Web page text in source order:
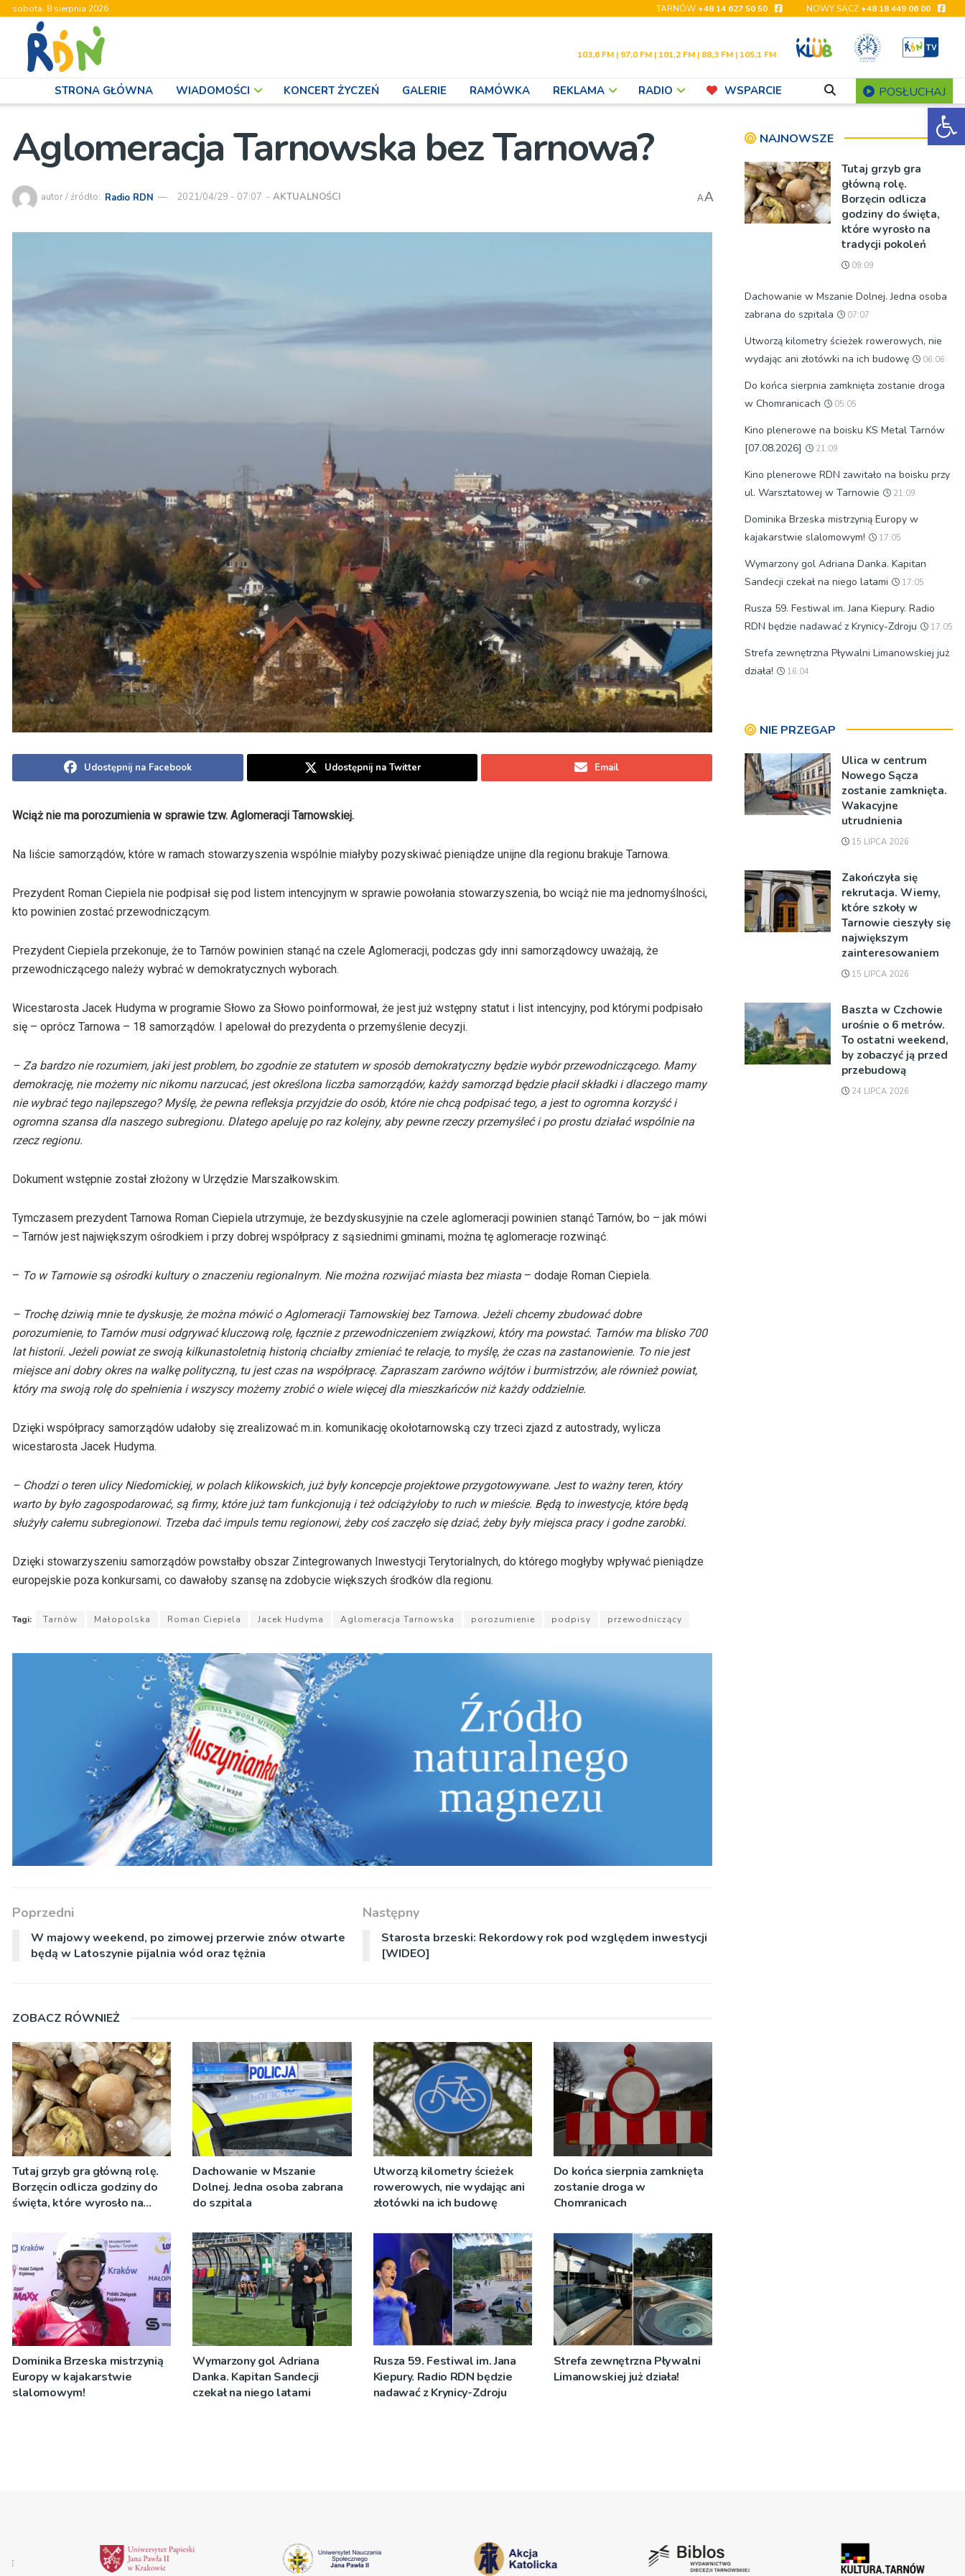
sobota, 8 sierpnia 2026 TARNÓW+48 14 627 50 50 NOWY SĄCZ+48 18 449 06 00
103,6 FM | 97,0 FM | 101,2 FM | 88,3 FM | 105,1 FM
STRONA GŁÓWNA WIADOMOŚCI KONCERT ŻYCZEŃ GALERIE RAMÓWKA REKLAMA RADIO WSPARCIE POSŁUCHAJ
Aglomeracja Tarnowska bez Tarnowa?
autor / źródło: Radio RDN 2021/04/29 - 07:07 - AKTUALNOŚCI AA
Udostępnij na Facebook Udostępnij na Twitter Email
Wciąż nie ma porozumienia w sprawie tzw. Aglomeracji Tarnowskiej.
Na liście samorządów, które w ramach stowarzyszenia wspólnie miałyby pozyskiwać pieniądze unijne dla regionu brakuje Tarnowa.
Prezydent Roman Ciepiela nie podpisał się pod listem intencyjnym w sprawie powołania stowarzyszenia, bo wciąż nie ma jednomyślności,
kto powinien zostać przewodniczącym.
Prezydent Ciepiela przekonuje, że to Tarnów powinien stanąć na czele Aglomeracji, podczas gdy inni samorządowcy uważają, że
przewodniczącego należy wybrać w demokratycznych wyborach.
Wicestarosta Jacek Hudyma w programie Słowo za Słowo poinformował, że jest już wstępny statut i list intencyjny, pod którymi podpisało
się – oprócz Tarnowa – 18 samorządów. I apelował do prezydenta o przemyślenie decyzji.
– Za bardzo nie rozumiem, jaki jest problem, bo zgodnie ze statutem w sposób demokratyczny będzie wybór przewodniczącego. Mamy
demokrację, nie możemy nic nikomu narzucać, jest określona liczba samorządów, każdy samorząd będzie płacił składki i dlaczego mamy
nie wybrać tego najlepszego? Myślę, że pewna refleksja przyjdzie do osób, które nie chcą podpisać tego, a jest to ogromna korzyść i
ogromna szansa dla naszego subregionu. Dlatego apeluję po raz kolejny, aby pewne rzeczy przemyśleć i po prostu działać wspólnie na
rzecz regionu.
Dokument wstępnie został złożony w Urzędzie Marszałkowskim.
Tymczasem prezydent Tarnowa Roman Ciepiela utrzymuje, że bezdyskusyjnie na czele aglomeracji powinien stanąć Tarnów, bo – jak mówi
– Tarnów jest największym ośrodkiem i przy dobrej współpracy z sąsiednimi gminami, można tę aglomeracje rozwinąć.
– To w Tarnowie są ośrodki kultury o znaczeniu regionalnym. Nie można rozwijać miasta bez miasta – dodaje Roman Ciepiela.
– Trochę dziwią mnie te dyskusje, że można mówić o Aglomeracji Tarnowskiej bez Tarnowa. Jeżeli chcemy zbudować dobre
porozumienie, to Tarnów musi odgrywać kluczową rolę, łącznie z przewodniczeniem związkowi, który ma powstać. Tarnów ma blisko 700
lat historii. Jeżeli powiat ze swoją kilkunastoletnią historią chciałby zmieniać te relacje, to myślę, że czas na zastanowienie. To nie jest
miejsce ani dobry okres na walkę polityczną, tu jest czas na współpracę. Zapraszam zarówno wójtów i burmistrzów, ale również powiat,
który ma swoją rolę do spełnienia i wszyscy możemy zrobić o wiele więcej dla mieszkańców niż każdy oddzielnie.
Dzięki współpracy samorządów udałoby się zrealizować m.in. komunikację okołotarnowską czy trzeci zjazd z autostrady, wylicza
wicestarosta Jacek Hudyma.
– Chodzi o teren ulicy Niedomickiej, w polach klikowskich, już były koncepcje projektowe przygotowywane. Jest to ważny teren, który
warto by było zagospodarować, są firmy, które już tam funkcjonują i też odciążyłoby to ruch w mieście. Będą to inwestycje, które będą
służyły całemu subregionowi. Trzeba dać impuls temu regionowi, żeby coś zaczęło się dziać, żeby były miejsca pracy i godne zarobki.
Dzięki stowarzyszeniu samorządów powstałby obszar Zintegrowanych Inwestycji Terytorialnych, do którego mogłyby wpływać pieniądze
europejskie poza konkursami, co dawałoby szansę na zdobycie większych środków dla regionu.
Tagi: Tarnów Małopolska Roman Ciepiela Jacek Hudyma Aglomeracja Tarnowska porozumienie podpisy przewodniczący
Poprzedni
W majowy weekend, po zimowej przerwie znów otwarte
będą w Latoszynie pijalnia wód oraz tężnia
Następny
Starosta brzeski: Rekordowy rok pod względem inwestycji
[WIDEO]
ZOBACZ RÓWNIEŻ
Tutaj grzyb gra główną rolę.
Borzęcin odlicza godziny do
święta, które wyrosło na
Dachowanie w Mszanie
Dolnej. Jedna osoba zabrana
do szpitala
Utworzą kilometry ścieżek
rowerowych, nie wydając ani
złotówki na ich budowę
Do końca sierpnia zamknięta
zostanie droga w
Chomranicach
Dominika Brzeska mistrzynią
Europy w kajakarstwie
slalomowym!
Wymarzony gol Adriana
Danka. Kapitan Sandecji
czekał na niego latami
Rusza 59. Festiwal im. Jana
Kiepury. Radio RDN będzie
nadawać z Krynicy-Zdroju
Strefa zewnętrzna Pływalni
Limanowskiej już działa!
NAJNOWSZE
Tutaj grzyb gra
główną rolę.
Borzęcin odlicza
godziny do święta,
które wyrosło na
tradycji pokoleń
09:09
Dachowanie w Mszanie Dolnej. Jedna osoba
zabrana do szpitala
07:07
Utworzą kilometry ścieżek rowerowych, nie
wydając ani złotówki na ich budowę
06:06
Do końca sierpnia zamknięta zostanie droga
w Chomranicach
05:05
Kino plenerowe na boisku KS Metal Tarnów
[07.08.2026]
21:09
Kino plenerowe RDN zawitało na boisku przy
ul. Warsztatowej w Tarnowie
21:09
Dominika Brzeska mistrzynią Europy w
kajakarstwie slalomowym!
17:05
Wymarzony gol Adriana Danka. Kapitan
Sandecji czekał na niego latami
17:05
Rusza 59. Festiwal im. Jana Kiepury. Radio
RDN będzie nadawać z Krynicy-Zdroju
17:05
Strefa zewnętrzna Pływalni Limanowskiej już
działa!
16:04
NIE PRZEGAP
Ulica w centrum
Nowego Sącza
zostanie zamknięta.
Wakacyjne
utrudnienia
15 LIPCA 2026
Zakończyła się
rekrutacja. Wiemy,
które szkoły w
Tarnowie cieszyły się
największym
zainteresowaniem
15 LIPCA 2026
Baszta w Czchowie
urośnie o 6 metrów.
To ostatni weekend,
by zobaczyć ją przed
przebudową
24 LIPCA 2026